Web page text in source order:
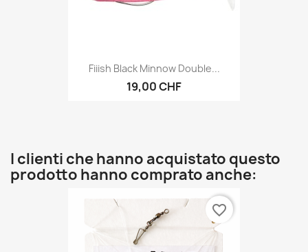
Fiiish Black Minnow Double...
19,00 CHF
I clienti che hanno acquistato questo
prodotto hanno comprato anche:
favorite_border